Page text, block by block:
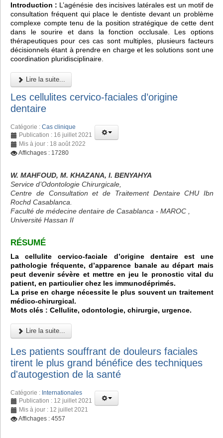
Introduction : L’agénésie des incisives latérales est un motif de
consultation fréquent qui place le dentiste devant un problème
complexe compte tenu de la position stratégique de cette dent
dans le sourire et dans la fonction occlusale. Les options
thérapeutiques pour ces cas sont multiples, plusieurs facteurs
décisionnels étant à prendre en charge et les solutions sont une
coordination pluridisciplinaire.
Lire la suite...
Les cellulites cervico-faciales d’origine
dentaire
Catégorie : Cas clinique
Publication : 16 juillet 2021
Mis à jour : 18 août 2022
Affichages : 17280
W. MAHFOUD, M. KHAZANA, I. BENYAHYA
Service d’Odontologie Chirurgicale,
Centre de Consultation et de Traitement Dentaire CHU Ibn
Rochd Casablanca.
Faculté de médecine dentaire de Casablanca - MAROC ,
Université Hassan II
RÉSUMÉ
La cellulite cervico-faciale d’origine dentaire est une
pathologie fréquente, d’apparence banale au départ mais
peut devenir sévère et mettre en jeu le pronostic vital du
patient, en particulier chez les immunodéprimés.
La prise en charge nécessite le plus souvent un traitement
médico-chirurgical.
Mots clés : Cellulite, odontologie, chirurgie, urgence.
Lire la suite...
Les patients souffrant de douleurs faciales
tirent le plus grand bénéfice des techniques
d'autogestion de la santé
Catégorie : Internationales
Publication : 12 juillet 2021
Mis à jour : 12 juillet 2021
Affichages : 4557